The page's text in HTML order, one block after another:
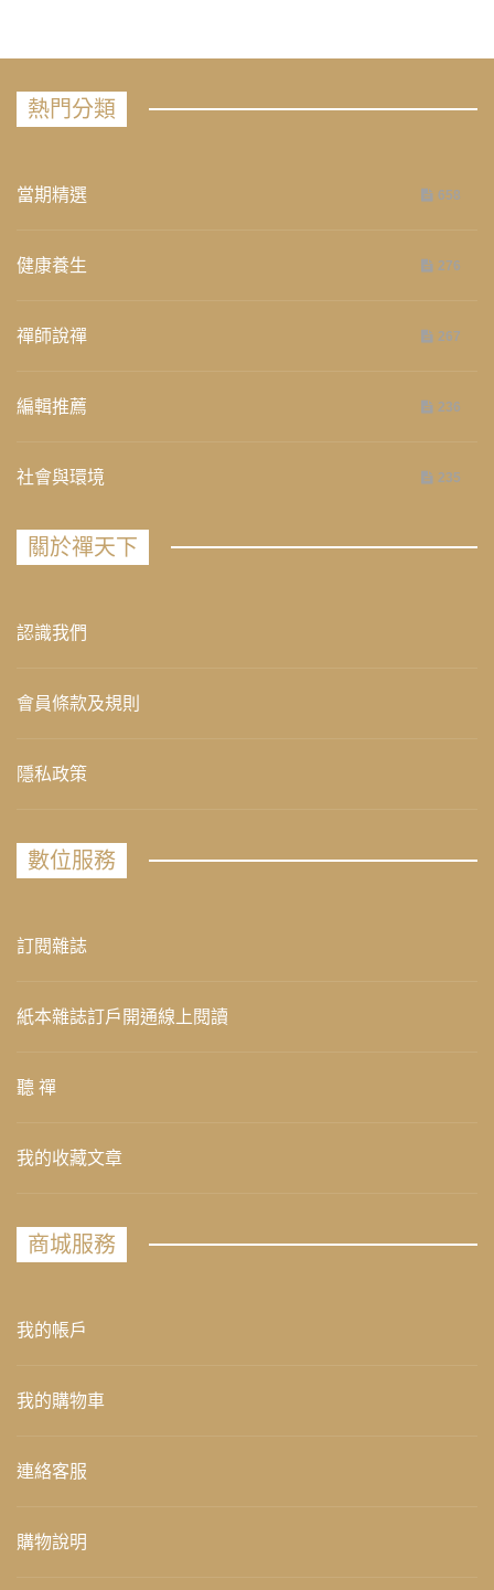
熱門分類
當期精選 658
健康養生 276
禪師說禪 267
編輯推薦 236
社會與環境 235
關於禪天下
認識我們
會員條款及規則
隱私政策
數位服務
訂閱雜誌
紙本雜誌訂戶開通線上閱讀
聽 禪
我的收藏文章
商城服務
我的帳戶
我的購物車
連絡客服
購物說明